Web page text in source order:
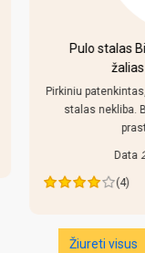
stalas Bilaro Winner 7
žalias audinys su
reguliuojamso
nekliba. Bet yra keletas
prastos, liaudiskai
Žiureti visus